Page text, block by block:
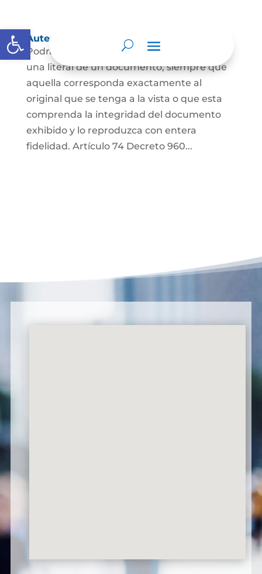
Abrir barra de herramientas
Autenticación de Copias
Podrá autenticarse una copia mecánica o
una literal de un documento, siempre que
aquella corresponda exactamente al
original que se tenga a la vista o que esta
comprenda la integridad del documento
exhibido y lo reproduzca con entera
fidelidad. Artículo 74 Decreto 960...